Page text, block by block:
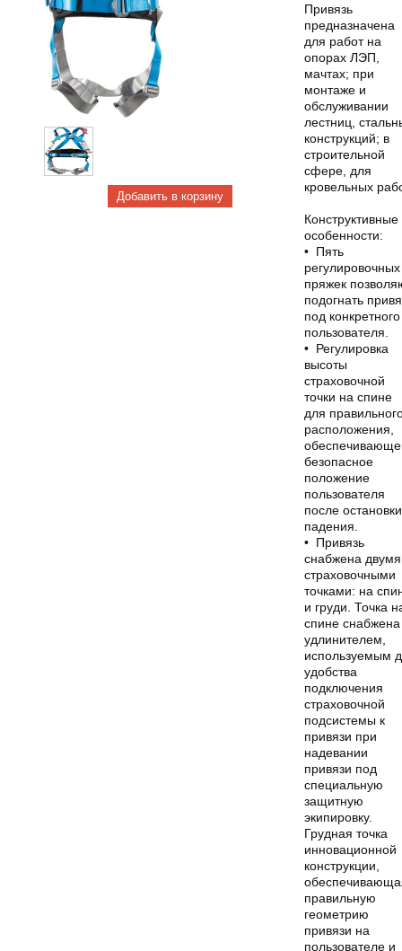
Привязь
предназначена
для работ на
опорах ЛЭП,
мачтах; при
монтаже и
обслуживании
лестниц,
конструкций; в
строительной
сфере, для
кровельных
Конструктивные
особенности:
• Пять
регулировочных
пряжек
подогнать
под конкретного
пользователя.
• Регулировка
высоты
страховочной
точки на спине
для
расположения,
безопасное
положение
пользователя
после остановки
падения.
• Привязь
снабжена двумя
страховочными
точками: на
и груди. Точка
спине снабжена
удлинителем,
используемым
удобства
подключения
страховочной
подсистемы к
привязи при
надевании
привязи под
специальную
защитную
экипировку.
Грудная точка
инновационной
конструкции,
правильную
геометрию
привязи на
пользователе и